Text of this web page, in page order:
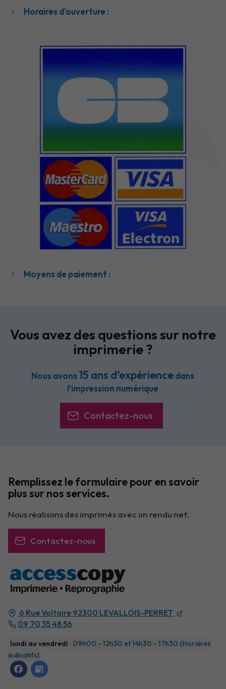
Horaires d'ouverture :
Moyens de paiement :
Vous avez des questions sur notre
imprimerie ?
Nous avons 15 ans d’expériencedans
l’impression numérique
Contactez-nous
6 Rue Voltaire 92300 LEVALLOIS-PERRET
09 70 35 48 56
lundi au vendredi : 09h00 - 12h30 et 14h30 - 17h30 (Horaires
indicatifs)
Remplissez le formulaire pour en savoir
plus sur nos services.
Nous réalisons des imprimés avec un rendu net.
Contactez-nous